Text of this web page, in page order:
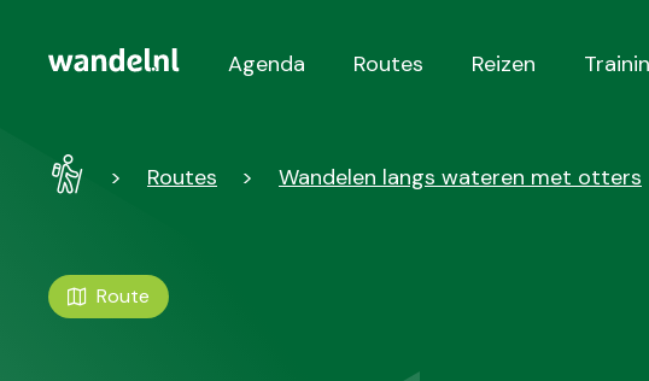
Hoofdnavigatie
Agenda Routes Reizen
WandelRoutes Wandelen langs wateren met otters
Route